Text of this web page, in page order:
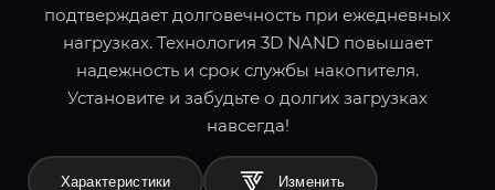
подтверждает долговечность при ежедневных
нагрузках. Технология 3D NAND повышает
надежность и срок службы накопителя.
Установите и забудьте о долгих загрузках
навсегда!
Характеристики